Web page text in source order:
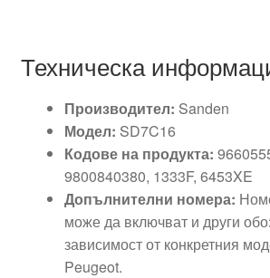
Техническа
Производител: Sanden
Модел: SD7C16
Кодове на продукта:
9800840380, 1333F, 6453XE
Допълнителни номера:
може да включват и други
зависимост от конкретния
Peugeot.